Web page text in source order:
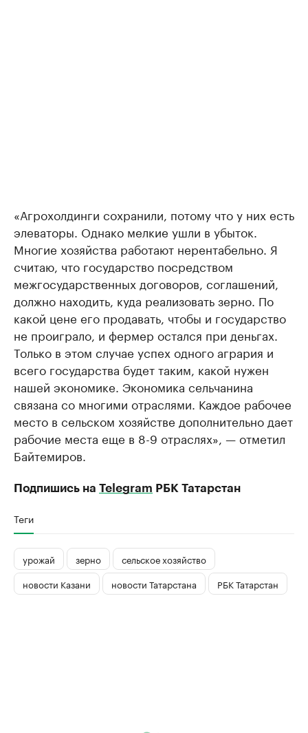
«Агрохолдинги сохранили, потому что у них есть
элеваторы. Однако мелкие ушли в убыток.
Многие хозяйства работают нерентабельно. Я
считаю, что государство посредством
межгосударственных договоров, соглашений,
должно находить, куда реализовать зерно. По
какой цене его продавать, чтобы и государство
не проиграло, и фермер остался при деньгах.
Только в этом случае успех одного агрария и
всего государства будет таким, какой нужен
нашей экономике. Экономика сельчанина
связана со многими отраслями. Каждое рабочее
место в сельском хозяйстве дополнительно дает
рабочие места еще в 8-9 отраслях», — отметил
Байтемиров.
Подпишись на Telegram РБК Татарстан
Теги
урожай зерно
сельское хозяйство
новости Казани
новости Татарстана РБК Татарстан